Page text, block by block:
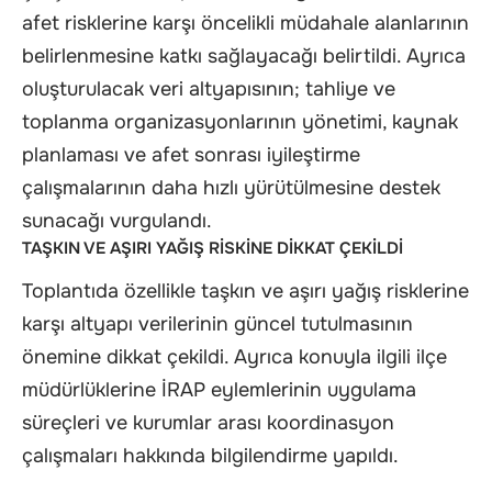
afet risklerine karşı öncelikli müdahale alanlarının
belirlenmesine katkı sağlayacağı belirtildi. Ayrıca
oluşturulacak veri altyapısının; tahliye ve
toplanma organizasyonlarının yönetimi, kaynak
planlaması ve afet sonrası iyileştirme
çalışmalarının daha hızlı yürütülmesine destek
sunacağı vurgulandı.
TAŞKIN VE AŞIRI YAĞIŞ RİSKİNE DİKKAT ÇEKİLDİ
Toplantıda özellikle taşkın ve aşırı yağış risklerine
karşı altyapı verilerinin güncel tutulmasının
önemine dikkat çekildi. Ayrıca konuyla ilgili ilçe
müdürlüklerine İRAP eylemlerinin uygulama
süreçleri ve kurumlar arası koordinasyon
çalışmaları hakkında bilgilendirme yapıldı.